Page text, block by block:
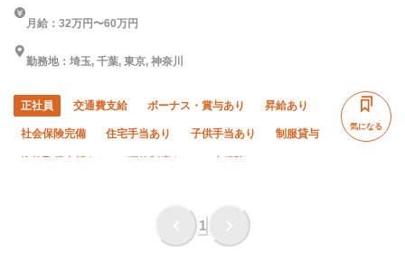
月給：32万円〜60万円
勤務地：埼玉, 千葉, 東京, 神奈川
正社員 交通費支給 ボーナス・賞与あり 昇給あり
社会保険完備 住宅手当あり 子供手当あり 制服貸与
夏季休暇 年末年始休暇
気になる
1